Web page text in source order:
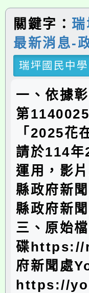
關鍵字： 瑞
最新消息-
瑞坪國民中學
一、依據
第
「2025花
請於114
運用，影
縣政府新
縣政府新
三、原始
碟https://
府新聞處
https://